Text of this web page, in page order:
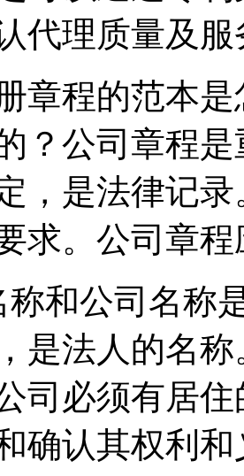
代理质量及
章程的范本
？公司章程
，是法律记
求。公司章
称和公司名称
是法人的名
司必须有居
确认其权利